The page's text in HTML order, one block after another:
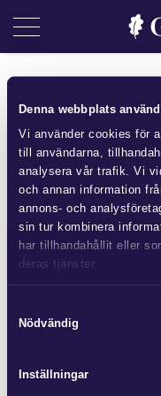
Denna webbplats
Vi använder cookies för
till användarna,
analysera vår trafik. Vi
och annan information
annons- och
sin tur kombinera
har tillhandahållit eller
deras tjänster.
oss och på vilket sätt vi
Nödvändig
Inställningar
Två
Sara Bratt är uppväxt
har sysslat med hästar
Göteborg för att
valde Sara för sitt
människorna som
försäljningsansvarig
uppsatspraktikant på
juristrollen på en